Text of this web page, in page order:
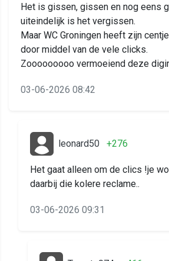
Het is gissen, gissen en nog eens
uiteindelijk is het vergissen.
Maar WC Groningen heeft zijn
door middel van de vele clicks.
Zooooooooo vermoeiend deze
03-06-2026 08:42
leonard50 +276
Het gaat alleen om de clics !je
daarbij die kolere reclame..
03-06-2026 09:31